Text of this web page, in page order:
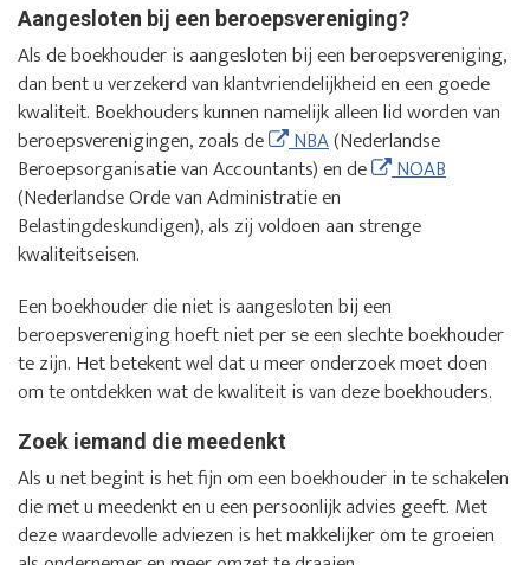
Aangesloten bij een beroepsvereniging?
Als de boekhouder is aangesloten bij een beroepsvereniging,
dan bent u verzekerd van klantvriendelijkheid en een goede
kwaliteit. Boekhouders kunnen namelijk alleen lid worden van
beroepsverenigingen, zoals de
NBA(Nederlandse
Beroepsorganisatie van Accountants) en de
NOAB
(Nederlandse Orde van Administratie en
Belastingdeskundigen), als zij voldoen aan strenge
kwaliteitseisen.
Een boekhouder die niet is aangesloten bij een
beroepsvereniging hoeft niet per se een slechte boekhouder
te zijn. Het betekent wel dat u meer onderzoek moet doen
om te ontdekken wat de kwaliteit is van deze boekhouders.
Zoek iemand die meedenkt
Als u net begint is het fijn om een boekhouder in te schakelen
die met u meedenkt en u een persoonlijk advies geeft. Met
deze waardevolle adviezen is het makkelijker om te groeien